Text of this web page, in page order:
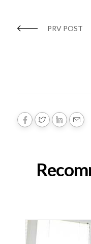
PRV POST